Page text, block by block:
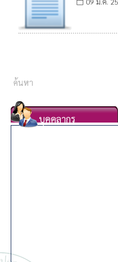
บุคคลากร
รองนายกเทศมนต